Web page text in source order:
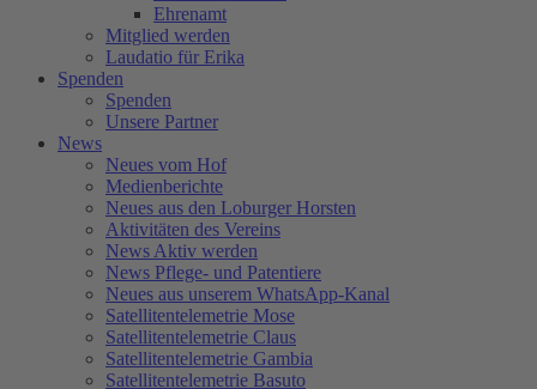
Ehrenamt
Mitglied werden
Laudatio für Erika
Spenden
Spenden
Unsere Partner
News
Neues vom Hof
Medienberichte
Neues aus den Loburger Horsten
Aktivitäten des Vereins
News Aktiv werden
News Pflege- und Patentiere
Neues aus unserem WhatsApp-Kanal
Satellitentelemetrie Mose
Satellitentelemetrie Claus
Satellitentelemetrie Gambia
Satellitentelemetrie Basuto